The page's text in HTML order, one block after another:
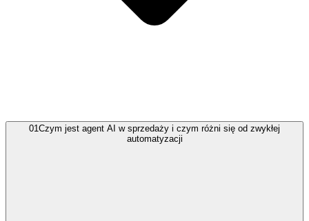
01 Czym jest agent AI w sprzedaży i czym różni się od zwykłej
automatyzacji